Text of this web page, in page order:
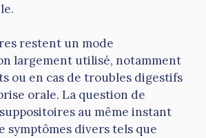
restent un mode
largement utilisé, notamment
ou en cas de troubles digestifs
orale. La question de
au même instant
symptômes divers tels que